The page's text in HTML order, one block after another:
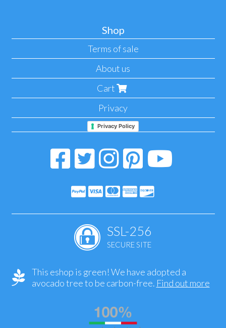
Shop
Terms of sale
About us
Cart
Privacy
Privacy Policy
SSL-256
SECURE SITE
This eshop is green! We have adopted a
avocado tree to be carbon-free. Find out more